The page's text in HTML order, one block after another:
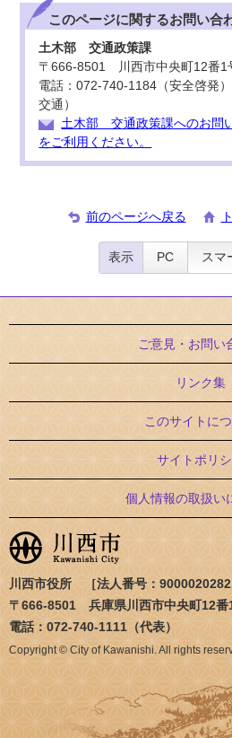
このページに関するお問い合
土木部 交通政策課
〒666-8501 川西市中央町12番
電話：072-740-1184（安全啓発
交通）
土木部 交通政策課へのお問
をご利用ください。
前のページへ戻る
表示 PC スマ
ご意見・お問い
リンク集
このサイトに
サイトポリ
個人情報の取扱い
川西市役所 ［法人番号：
〒666-8501 兵庫県川西市中央町12
電話：072-740-1111（代表）
Copyright © City of Kawanishi. All rights